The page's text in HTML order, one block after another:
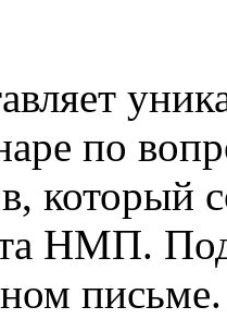
по
который
НМП.
письме.